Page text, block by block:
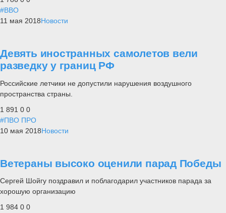
#ВВО
11 мая 2018Новости
Девять иностранных самолетов вели
разведку у границ РФ
Российские летчики не допустили нарушения воздушного
пространства страны.
1 891 0 0
#ПВО ПРО
10 мая 2018Новости
Ветераны высоко оценили парад Победы
Сергей Шойгу поздравил и поблагодарил участников парада за
хорошую организацию
1 984 0 0